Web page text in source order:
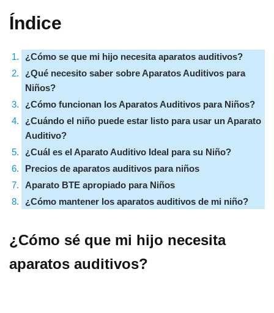
Índice
¿Cómo se que mi hijo necesita aparatos auditivos?
¿Qué necesito saber sobre Aparatos Auditivos para
Niños?
¿Cómo funcionan los Aparatos Auditivos para Niños?
¿Cuándo el niño puede estar listo para usar un Aparato
Auditivo?
¿Cuál es el Aparato Auditivo Ideal para su Niño?
Precios de aparatos auditivos para niños
Aparato BTE apropiado para Niños
¿Cómo mantener los aparatos auditivos de mi niño?
¿Cómo sé que mi hijo necesita
aparatos auditivos?